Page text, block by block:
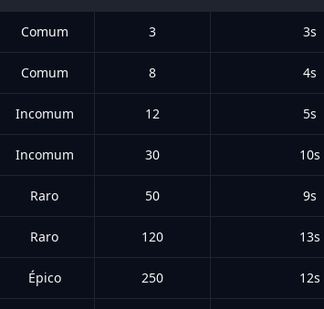
Comum 3 3s
Comum 8 4s
Incomum 12 5s
Incomum 30 10s
Raro 50 9s
Raro 120 13s
Épico 250 12s